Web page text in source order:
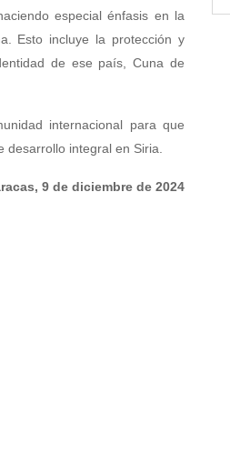
especial énfasis en la
Esto incluye la protección y
de ese país, Cuna de
internacional para que
integral en Siria.
9 de diciembre de 2024